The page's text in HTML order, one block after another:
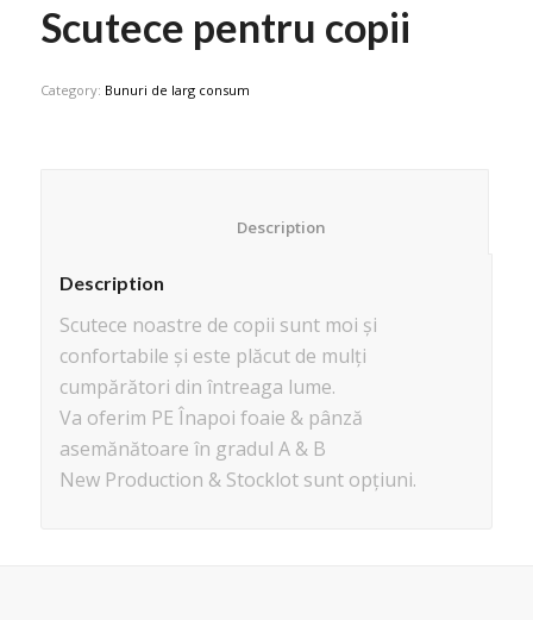
Scutece pentru copii
Category: Bunuri de larg consum
Description
Scutece noastre de copii sunt moi și
confortabile și este plăcut de mulți
cumpărători din întreaga lume.
Va oferim PE Înapoi foaie & pânză
asemănătoare în gradul A & B
New Production & Stocklot sunt opțiuni.